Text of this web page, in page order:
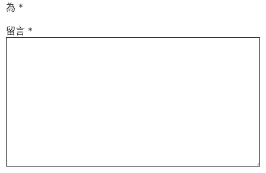
為 *
留言 *